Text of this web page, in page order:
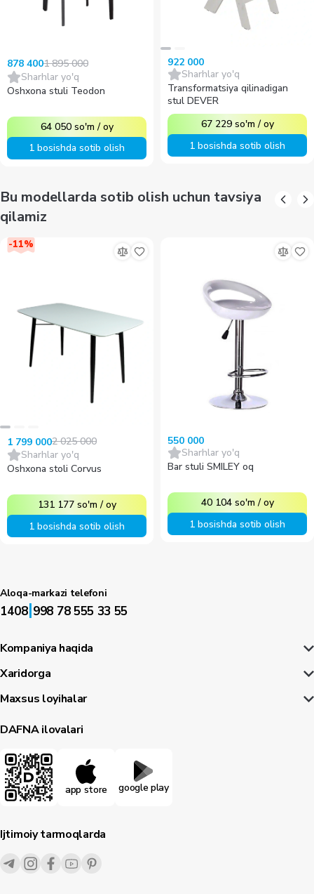
878 4001 895 000
Sharhlar yo'q
Oshxona stuli Teodon
64 050 so'm /oy
1 bosishda sotib olish
922 000
Sharhlar yo'q
Transformatsiya qilinadigan
stul DEVER
67 229 so'm /oy
1 bosishda sotib olish
Bu modellarda sotib olish uchun tavsiya
qilamiz
-11%
1 799 0002 025 000
Sharhlar yo'q
Oshxona stoli Corvus
131 177 so'm /oy
1 bosishda sotib olish
550 000
Sharhlar yo'q
Bar stuli SMILEY oq
40 104 so'm /oy
1 bosishda sotib olish
Aloqa-markazi telefoni
1408|998 78 555 33 55
Kompaniya haqida
Xaridorga
Maxsus loyihalar
DAFNA ilovalari
app store google play
Ijtimoiy tarmoqlarda